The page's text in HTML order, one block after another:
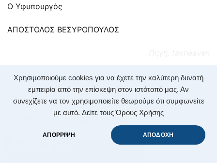
Χρησιμοποιούμε cookies για να έχετε την καλύτερη δυνατή
εμπειρία από την επίσκεψη στον ιστότοπό μας. Αν
συνεχίζετε να τον χρησιμοποιείτε θεωρούμε ότι συμφωνείτε
με αυτό. Δείτε τους Όρους Χρήσης
ΑΠΟΡΡΙΨΗ ΑΠΟΔΟΧΗ
Ο Υφυπουργός
ΑΠΟΣΤΟΛΟΣ ΒΕΣΥΡΟΠΟΥΛΟΣ
Αναζήτηση Άρθρων
Βασική Κατηγορία